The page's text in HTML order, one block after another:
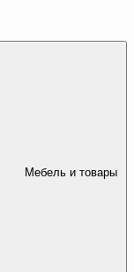
Мебель и товары